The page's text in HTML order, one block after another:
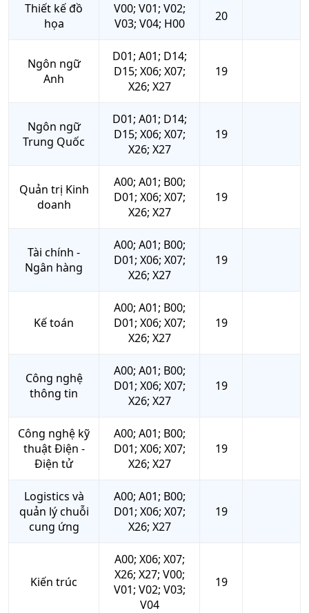
Thiết kế đồ
họa
V00; V01; V02;
V03; V04; H00
20
Ngôn ngữ
Anh
D01; A01; D14;
D15; X06; X07;
X26; X27
19
Ngôn ngữ
Trung Quốc
D01; A01; D14;
D15; X06; X07;
X26; X27
19
Quản trị Kinh
doanh
A00; A01; B00;
D01; X06; X07;
X26; X27
19
Tài chính -
Ngân hàng
A00; A01; B00;
D01; X06; X07;
X26; X27
19
Kế toán
A00; A01; B00;
D01; X06; X07;
X26; X27
19
Công nghệ
thông tin
A00; A01; B00;
D01; X06; X07;
X26; X27
19
Công nghệ kỹ
thuật Điện -
Điện tử
A00; A01; B00;
D01; X06; X07;
X26; X27
19
Logistics và
quản lý chuỗi
cung ứng
A00; A01; B00;
D01; X06; X07;
X26; X27
19
Kiến trúc
A00; X06; X07;
X26; X27; V00;
V01; V02; V03;
V04
19